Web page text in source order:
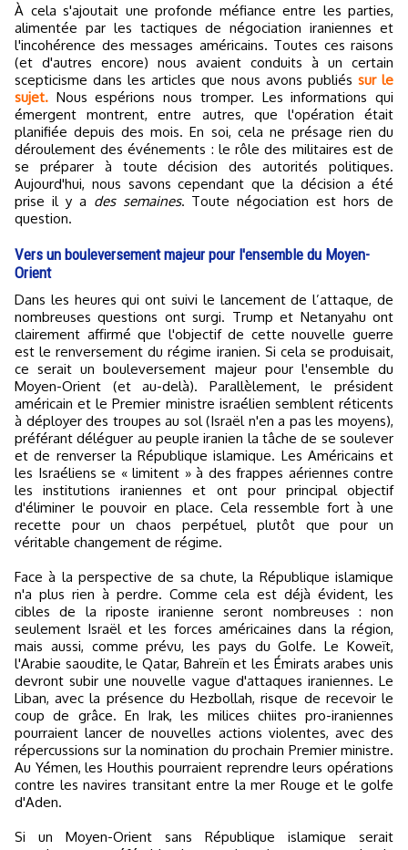
À cela s'ajoutait une profonde méfiance entre les parties,
alimentée par les tactiques de négociation iraniennes et
l'incohérence des messages américains. Toutes ces raisons
(et d'autres encore) nous avaient conduits à un certain
scepticisme dans les articles que nous avons publiés sur le
sujet. Nous espérions nous tromper. Les informations qui
émergent montrent, entre autres, que l'opération était
planifiée depuis des mois. En soi, cela ne présage rien du
déroulement des événements : le rôle des militaires est de
se préparer à toute décision des autorités politiques.
Aujourd'hui, nous savons cependant que la décision a été
prise il y a des semaines. Toute négociation est hors de
question.
Vers un bouleversement majeur pour l'ensemble du Moyen-
Orient
Dans les heures qui ont suivi le lancement de l’attaque, de
nombreuses questions ont surgi. Trump et Netanyahu ont
clairement affirmé que l'objectif de cette nouvelle guerre
est le renversement du régime iranien. Si cela se produisait,
ce serait un bouleversement majeur pour l'ensemble du
Moyen-Orient (et au-delà). Parallèlement, le président
américain et le Premier ministre israélien semblent réticents
à déployer des troupes au sol (Israël n'en a pas les moyens),
préférant déléguer au peuple iranien la tâche de se soulever
et de renverser la République islamique. Les Américains et
les Israéliens se « limitent » à des frappes aériennes contre
les institutions iraniennes et ont pour principal objectif
d'éliminer le pouvoir en place. Cela ressemble fort à une
recette pour un chaos perpétuel, plutôt que pour un
véritable changement de régime.
Face à la perspective de sa chute, la République islamique
n'a plus rien à perdre. Comme cela est déjà évident, les
cibles de la riposte iranienne seront nombreuses : non
seulement Israël et les forces américaines dans la région,
mais aussi, comme prévu, les pays du Golfe. Le Koweït,
l'Arabie saoudite, le Qatar, Bahreïn et les Émirats arabes unis
devront subir une nouvelle vague d'attaques iraniennes. Le
Liban, avec la présence du Hezbollah, risque de recevoir le
coup de grâce. En Irak, les milices chiites pro-iraniennes
pourraient lancer de nouvelles actions violentes, avec des
répercussions sur la nomination du prochain Premier ministre.
Au Yémen, les Houthis pourraient reprendre leurs opérations
contre les navires transitant entre la mer Rouge et le golfe
d'Aden.
Si un Moyen-Orient sans République islamique serait